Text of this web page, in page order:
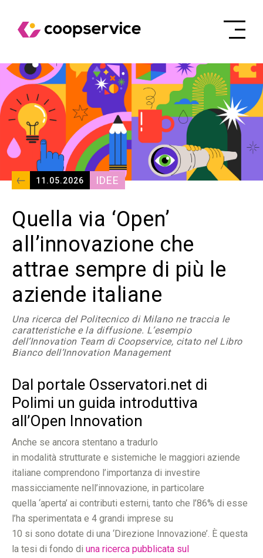
11.05.2026 IDEE
Quella via ‘Open’
all’innovazione che
attrae sempre di più le
aziende italiane
Una ricerca del Politecnico di Milano ne traccia le
caratteristiche e la diffusione. L’esempio
dell’Innovation Team di Coopservice, citato nel Libro
Bianco dell’Innovation Management
Dal portale Osservatori.net di
Polimi un guida introduttiva
all’Open Innovation
Anche se ancora stentano a tradurlo
in modalità strutturate e sistemiche le maggiori aziende
italiane comprendono l’importanza di investire
massicciamente nell’innovazione, in particolare
quella ‘aperta’ ai contributi esterni, tanto che l’86% di esse
l’ha sperimentata e 4 grandi imprese su
10 si sono dotate di una ‘Direzione Innovazione’. È questa
la tesi di fondo di una ricerca pubblicata sul